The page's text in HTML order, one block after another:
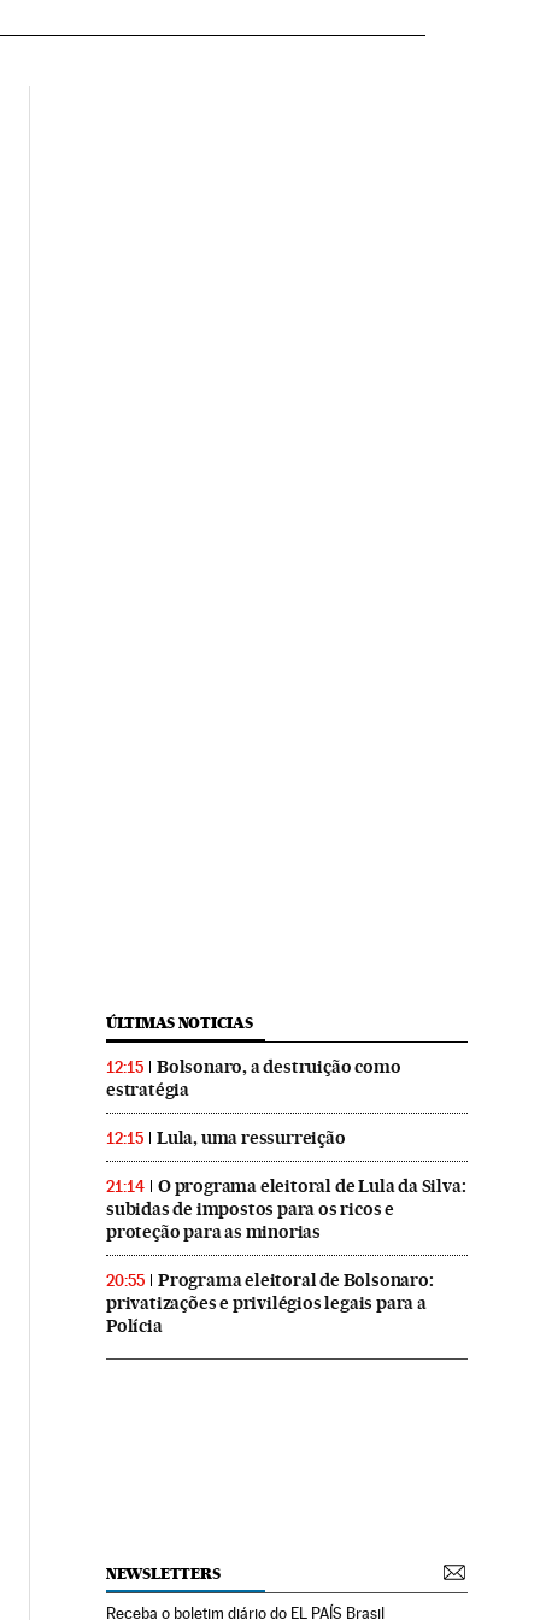
ÚLTIMAS NOTICIAS
12:15
Bolsonaro, a destruição como
estratégia
12:15 Lula, uma ressurreição
21:14
O programa eleitoral de Lula da Silva:
subidas de impostos para os ricos e
proteção para as minorias
20:55
Programa eleitoral de Bolsonaro:
privatizações e privilégios legais para a
Polícia
NEWSLETTERS
Receba o boletim diário do EL PAÍS Brasil